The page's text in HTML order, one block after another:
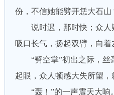
份，不信她能劈开恁大石山
说时迟，那时快；众人
吸口长气，扬起双臂，向着
“劈空掌”初出之际，丝
起眼，众人顿感大失所望
“轰！”的一声震天大响。